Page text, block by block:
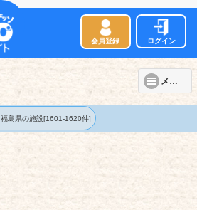
会員登録 ログイン
メニュー
福島県の施設[1601-1620件]